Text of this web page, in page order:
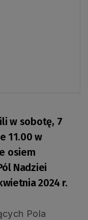
w sobotę, 7
11.00 w
osiem
Nadziei
2024 r.
Pola